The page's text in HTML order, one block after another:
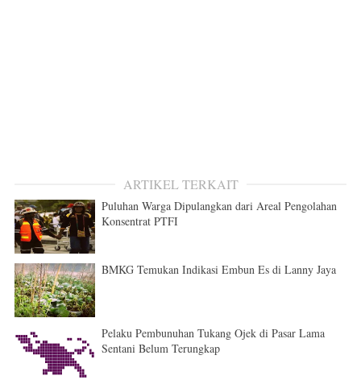
ARTIKEL TERKAIT
Puluhan Warga Dipulangkan dari Areal Pengolahan
Konsentrat PTFI
BMKG Temukan Indikasi Embun Es di Lanny Jaya
Pelaku Pembunuhan Tukang Ojek di Pasar Lama
Sentani Belum Terungkap